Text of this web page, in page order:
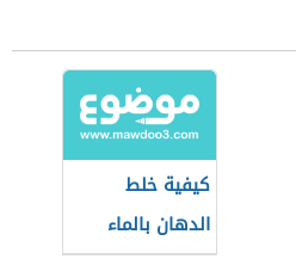
كيفية خلط
الدهان بالماء